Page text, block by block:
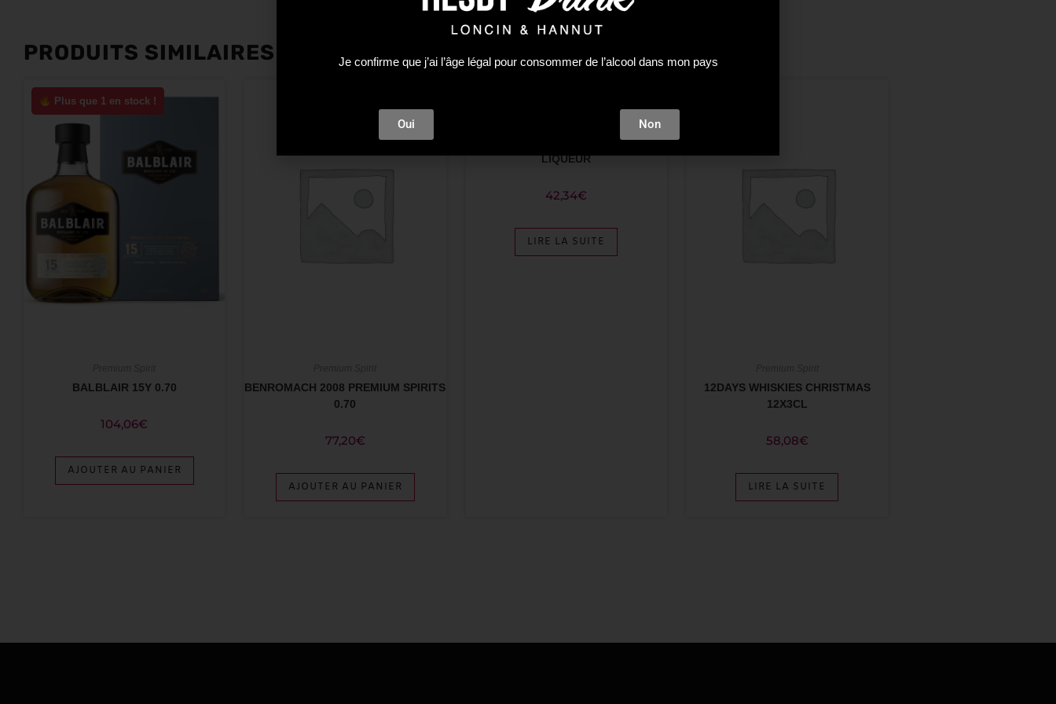
PRODUITS SIMILAIRES
Plus que 1 en stock !
BALBLAIR 15Y 0.70
104,06€
AJOUTER AU PANIER
BENROMACH 2008 PREMIUM SPIRITS
0.70
77,20€
AJOUTER AU PANIER
ABK6 COG. ORANGE-CANELLE 0.70
LIQUEUR
42,34€
LIRE LA SUITE
12DAYS WHISKIES CHRISTMAS
12X3CL
58,08€
LIRE LA SUITE
Je confirme que j’ai l’âge légal pour consommer de l’alcool dans mon pays
Oui Non